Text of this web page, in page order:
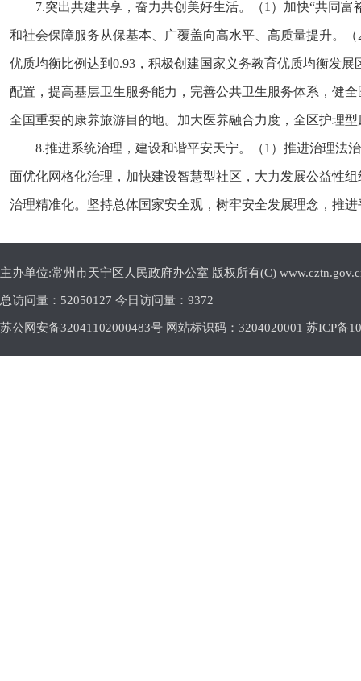
7.突出共建共享，奋力共创美好生活。（1）加快“共同
和社会保障服务从保基本、广覆盖向高水平、高质量提升。
优质均衡比例达到0.93，积极创建国家义务教育优质均衡发
配置，提高基层卫生服务能力，完善公共卫生服务体系，健
全国重要的康养旅游目的地。加大医养融合力度，全区护理
8.推进系统治理，建设和谐平安天宁。（1）推进治理法
面优化网格化治理，加快建设智慧型社区，大力发展公益性
治理精准化。坚持总体国家安全观，树牢安全发展理念，推
主办单位:常州市天宁区人民政府办公室 版权所有(C)
总访问量： 52050127 今日访问量： 9372
苏公网安备32041102000483号 网站标识码：3204020001 苏ICP备